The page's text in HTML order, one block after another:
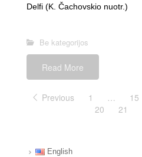
Delfi (K. Čachovskio nuotr.)
Be kategorijos
Read More
Previous 1 … 15
20
21
English